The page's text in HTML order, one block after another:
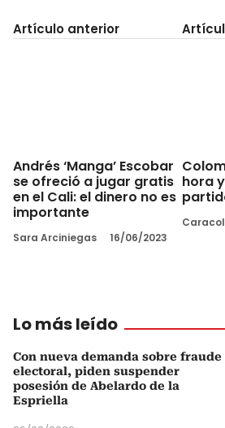
Artículo anterior
Andrés ‘Manga’ Escobar
se ofreció a jugar gratis
en el Cali: el dinero no es
importante
Sara Arciniegas 16/06/2023
hora
Lo más leído
Con nueva demanda sobre fraude
electoral, piden suspender
posesión de Abelardo de la
Espriella